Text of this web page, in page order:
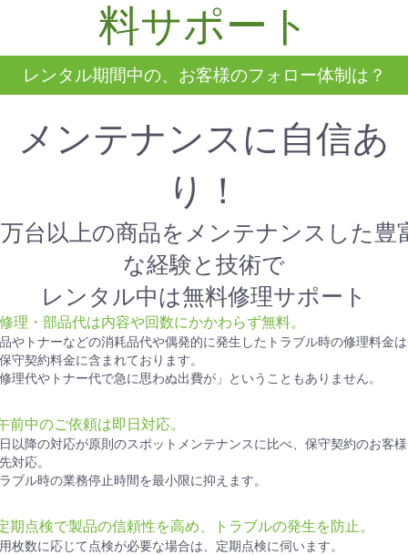
料サポート
レンタル期間中の、お客様のフォロー体制は？
メンテナンスに自信あ
り！
台以上の商品をメンテナンスした豊
な経験と技術で
レンタル中は無料修理サポート
理・部品代は内容や回数にかかわらず無料。
やトナーなどの消耗品代や偶発的に発生したトラブル時の修理料金
守契約料金に含まれております。
理代やトナー代で急に思わぬ出費が」ということもありません。
前中のご依頼は即日対応。
以降の対応が原則のスポットメンテナンスに比べ、保守契約のお客
対応。
ブル時の業務停止時間を最小限に抑えます。
期点検で製品の信頼性を高め、トラブルの発生を防止。
枚数に応じて点検が必要な場合は、定期点検に伺います。